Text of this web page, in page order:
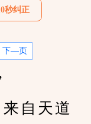
秒纠正
下—页
自天道